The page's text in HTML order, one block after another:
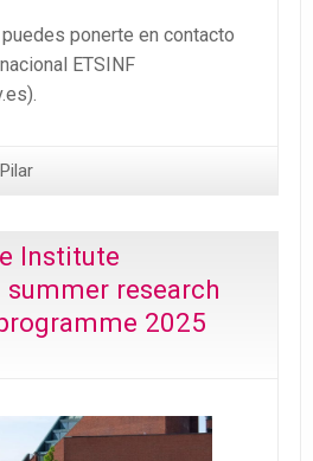
ponerte en contacto
ETSINF
Pilar
Institute
research
2025